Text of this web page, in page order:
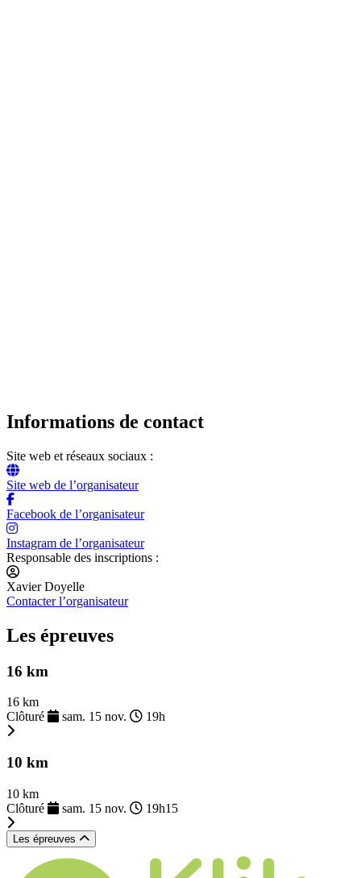
Informations de contact
Site web et réseaux sociaux :
Site web de l’organisateur
Facebook de l’organisateur
Instagram de l’organisateur
Responsable des inscriptions :
Xavier Doyelle
Contacter l’organisateur
Les épreuves
16 km
16 km
Clôturé
sam. 15 nov. 19h
10 km
10 km
Clôturé
sam. 15 nov. 19h15
Les épreuves